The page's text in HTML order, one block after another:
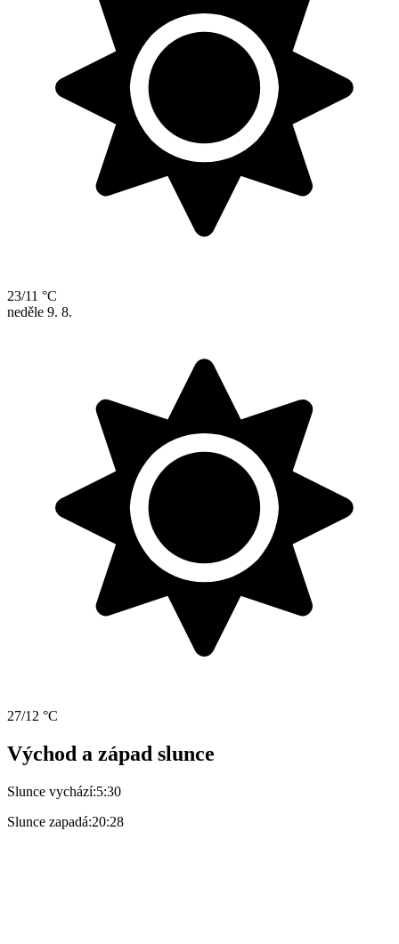
23/11 °C
neděle 9. 8.
27/12 °C
Východ a západ slunce
Slunce vychází:5:30
Slunce zapadá:20:28